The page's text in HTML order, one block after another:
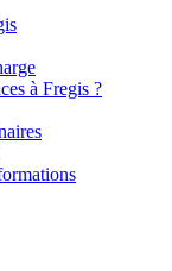
à Fregis ?